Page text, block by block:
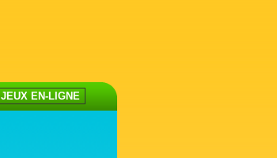
JEUX EN-LIGNE